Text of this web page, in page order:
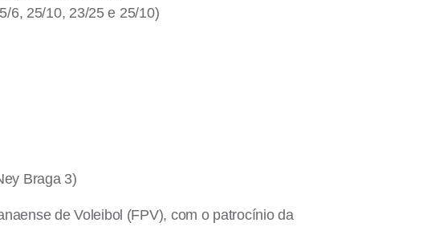
6, 25/10, 23/25 e 25/10)
Braga 3)
de Voleibol (FPV), com o patrocínio da